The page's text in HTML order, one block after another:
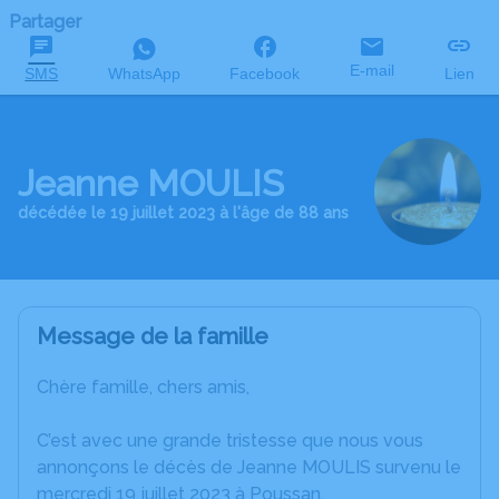
Partager
SMS WhatsApp Facebook E-mail Lien
Jeanne MOULIS
décédée le 19 juillet 2023 à l'âge de 88 ans
Message de la famille
Chère famille, chers amis,
C’est avec une grande tristesse que nous vous
annonçons le décès de Jeanne MOULIS survenu le
mercredi 19 juillet 2023 à Poussan.